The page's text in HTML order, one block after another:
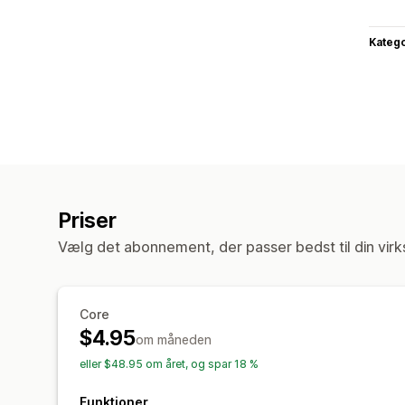
Priser
Vælg det abonnement, der passer bedst til din
Core
$4.95om måneden
eller $48.95 om året, og spar 18 %
Funktioner